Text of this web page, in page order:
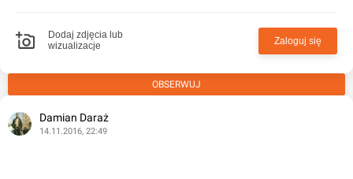
Dodaj zdjęcia lub
wizualizacje
Zaloguj się
OBSERWUJ
Damian Daraż
14.11.2016, 22:49